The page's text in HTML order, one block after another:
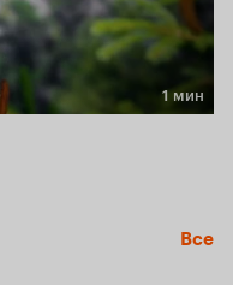
1 мин
Все